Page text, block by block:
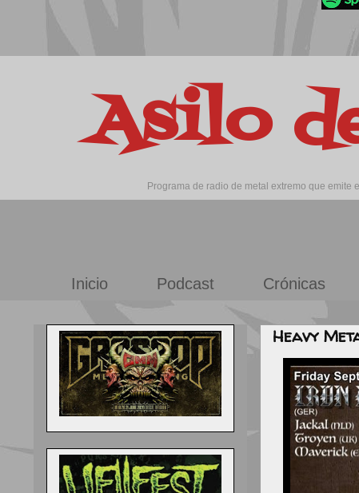
Asilo
Programa de radio de metal extremo que
Inicio Podcast Crónicas
Heavy